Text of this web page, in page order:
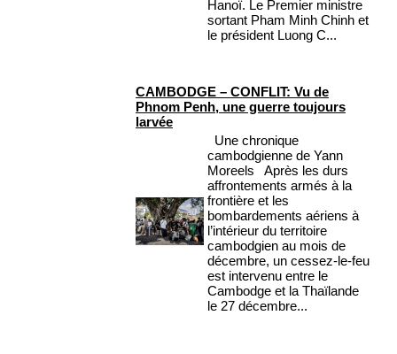
Hanoï. Le Premier ministre
sortant Pham Minh Chinh et
le président Luong C...
CAMBODGE – CONFLIT: Vu de
Phnom Penh, une guerre toujours
larvée
Une chronique
cambodgienne de Yann
Moreels Après les durs
affrontements armés à la
frontière et les
bombardements aériens à
l’intérieur du territoire
cambodgien au mois de
décembre, un cessez-le-feu
est intervenu entre le
Cambodge et la Thaïlande
le 27 décembre...